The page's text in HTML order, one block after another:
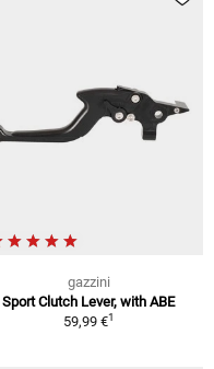
gazzini
Sport Clutch Lever, with ABE
59,99 €1